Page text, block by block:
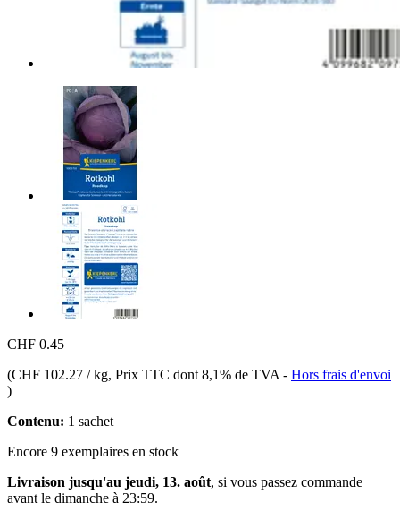
CHF 0.45
(CHF 102.27 / kg, Prix TTC dont 8,1% de TVA - Hors frais d'envoi
)
Contenu: 1 sachet
Encore 9 exemplaires en stock
Livraison jusqu'au jeudi, 13. août, si vous passez commande
avant le dimanche à 23:59.